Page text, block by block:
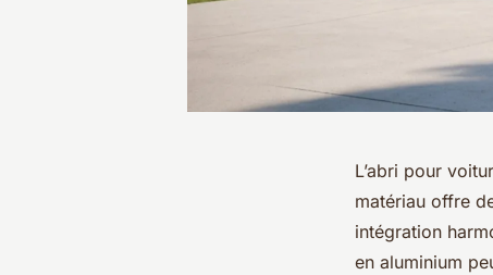
L’abri pour
matériau offre
intégration
en aluminium